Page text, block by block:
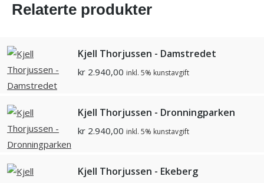
Relaterte produkter
Kjell Thorjussen - Damstredet
kr 2.940,00 inkl. 5% kunstavgift
Kjell Thorjussen - Dronningparken
kr 2.940,00 inkl. 5% kunstavgift
Kjell Thorjussen - Ekeberg